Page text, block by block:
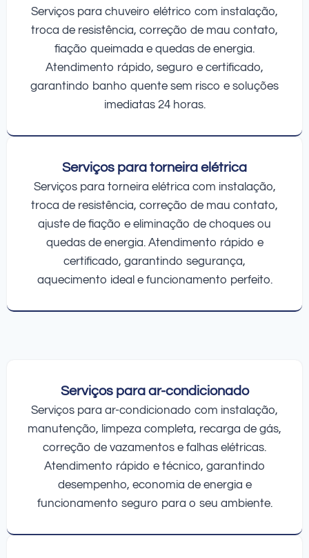
Serviços para chuveiro elétrico com instalação,
troca de resistência, correção de mau contato,
fiação queimada e quedas de energia.
Atendimento rápido, seguro e certificado,
garantindo banho quente sem risco e soluções
imediatas 24 horas.
Serviços para torneira elétrica
Serviços para torneira elétrica com instalação,
troca de resistência, correção de mau contato,
ajuste de fiação e eliminação de choques ou
quedas de energia. Atendimento rápido e
certificado, garantindo segurança,
aquecimento ideal e funcionamento perfeito.
Serviços para ar-condicionado
Serviços para ar-condicionado com instalação,
manutenção, limpeza completa, recarga de gás,
correção de vazamentos e falhas elétricas.
Atendimento rápido e técnico, garantindo
desempenho, economia de energia e
funcionamento seguro para o seu ambiente.